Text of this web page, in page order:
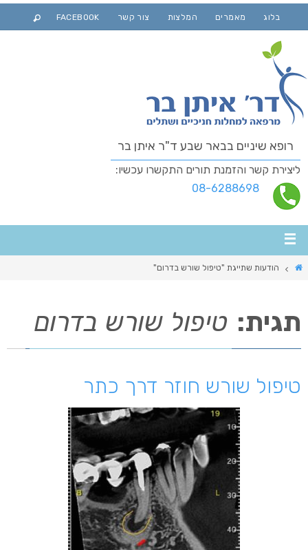
בלוג מאמרים המלצות צור קשר FACEBOOK
רופא שיניים בבאר שבע ד"ר איתן בר
ליצירת קשר והזמנת תורים התקשרו עכשיו:
08-6288698
הודעות שתייגת "טיפול שורש בדרום"
תגית: טיפול שורש בדרום
טיפול שורש חוזר דרך כתר